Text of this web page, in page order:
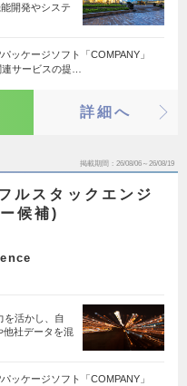
開発やシステ
ッケージソフト「COMPANY」
サービスの提…
詳細へ
掲載期間 26/08/06～26/08/19
ルスタックエンジ
候補)
を活かし、自
他社データを混
ッケージソフト「COMPANY」